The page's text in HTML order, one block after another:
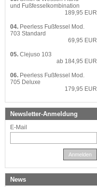
und Fußfesselkombination
189,95 EUR
04. Peerless Fußfessel Mod.
703 Standard
69,95 EUR
05. Clejuso 103
ab 184,95 EUR
06. Peerless Fußfessel Mod.
705 Deluxe
179,95 EUR
Newsletter-Anmeldung
E-Mail
Anmelden
News